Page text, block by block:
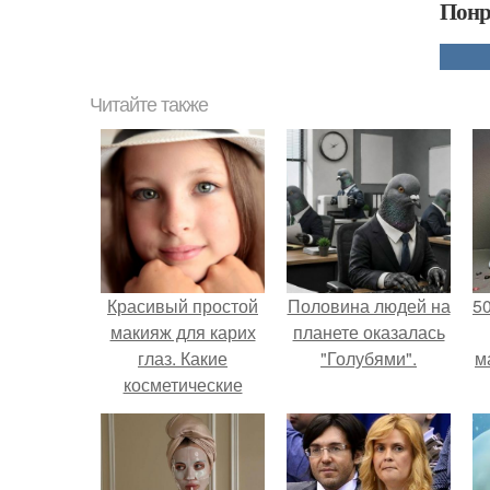
Читайте также
Красивый простой
макияж для карих
глаз. Какие
косметические
средства и
аксессуары могут
понадобиться
Половина людей на
планете оказалась
"Голубями".